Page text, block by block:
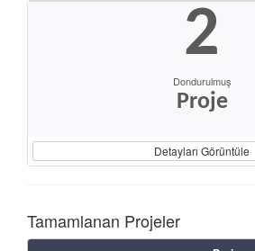
2
Dondurulmuş
Proje
Detayları Görüntüle
Tamamlanan Projeler